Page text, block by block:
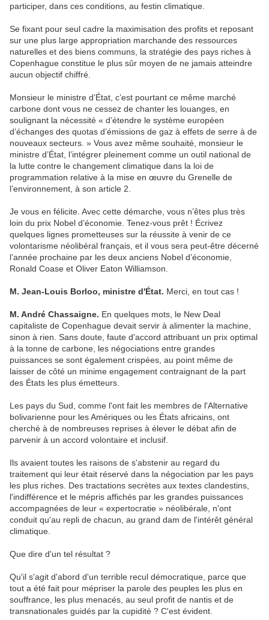
participer, dans ces conditions, au festin climatique.
Se fixant pour seul cadre la maximisation des profits et reposant
sur une plus large appropriation marchande des ressources
naturelles et des biens communs, la stratégie des pays riches à
Copenhague constitue le plus sûr moyen de ne jamais atteindre
aucun objectif chiffré.
Monsieur le ministre d’État, c’est pourtant ce même marché
carbone dont vous ne cessez de chanter les louanges, en
soulignant la nécessité « d’étendre le système européen
d’échanges des quotas d’émissions de gaz à effets de serre à de
nouveaux secteurs. » Vous avez même souhaité, monsieur le
ministre d’État, l’intégrer pleinement comme un outil national de
la lutte contre le changement climatique dans la loi de
programmation relative à la mise en œuvre du Grenelle de
l’environnement, à son article 2.
Je vous en félicite. Avec cette démarche, vous n’êtes plus très
loin du prix Nobel d’économie. Tenez-vous prêt ! Écrivez
quelques lignes prometteuses sur la réussite à venir de ce
volontarisme néolibéral français, et il vous sera peut-être décerné
l’année prochaine par les deux anciens Nobel d’économie,
Ronald Coase et Oliver Eaton Williamson.
M. Jean-Louis Borloo, ministre d'État. Merci, en tout cas !
M. André Chassaigne. En quelques mots, le New Deal
capitaliste de Copenhague devait servir à alimenter la machine,
sinon à rien. Sans doute, faute d'accord attribuant un prix optimal
à la tonne de carbone, les négociations entre grandes
puissances se sont également crispées, au point même de
laisser de côté un minime engagement contraignant de la part
des États les plus émetteurs.
Les pays du Sud, comme l'ont fait les membres de l'Alternative
bolivarienne pour les Amériques ou les États africains, ont
cherché à de nombreuses reprises à élever le débat afin de
parvenir à un accord volontaire et inclusif.
Ils avaient toutes les raisons de s'abstenir au regard du
traitement qui leur était réservé dans la négociation par les pays
les plus riches. Des tractations secrètes aux textes clandestins,
l'indifférence et le mépris affichés par les grandes puissances
accompagnées de leur « expertocratie » néolibérale, n'ont
conduit qu'au repli de chacun, au grand dam de l'intérêt général
climatique.
Que dire d'un tel résultat ?
Qu'il s'agit d'abord d'un terrible recul démocratique, parce que
tout a été fait pour mépriser la parole des peuples les plus en
souffrance, les plus menacés, au seul profit de nantis et de
transnationales guidés par la cupidité ? C'est évident.